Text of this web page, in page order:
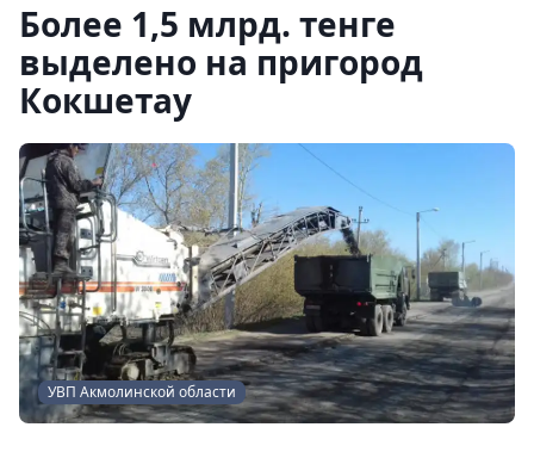
Более 1,5 млрд. тенге
выделено на пригород
Кокшетау
УВП Акмолинской облаcти